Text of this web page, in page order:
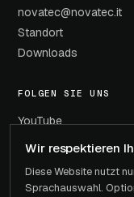
novatec@novatec.it
Standort
Downloads
FOLGEN SIE UNS
YouTube
LinkedIn
Wir respektieren
Diese Website nutzt
Sprachauswahl.